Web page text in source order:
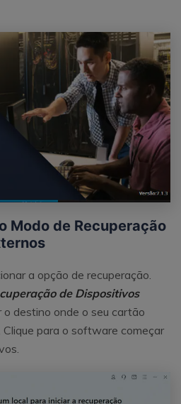
Modo de Recuperação
a opção de recuperação.
de Dispositivos
o destino onde o seu cartão
para o software começar